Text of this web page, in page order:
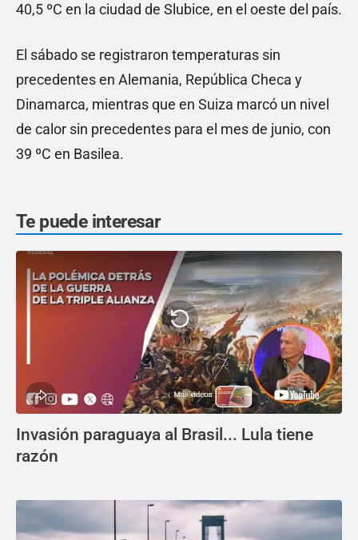
40,5 ºC en la ciudad de Slubice, en el oeste del país.
El sábado se registraron temperaturas sin
precedentes en Alemania, República Checa y
Dinamarca, mientras que en Suiza marcó un nivel
de calor sin precedentes para el mes de junio, con
39 ºC en Basilea.
Te puede interesar
Invasión paraguaya al Brasil... Lula tiene
razón